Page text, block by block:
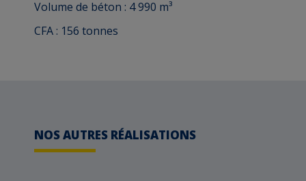
Volume de béton : 4 990 m³
CFA : 156 tonnes
NOS AUTRES RÉALISATIONS